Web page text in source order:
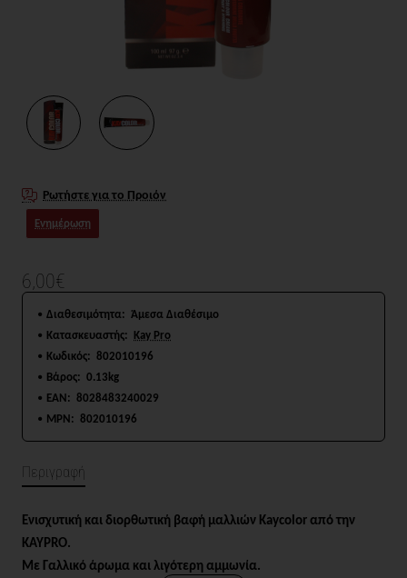
Ρωτήστε για το Προιόν
Ενημέρωση
6,00€
Διαθεσιμότητα: Άμεσα Διαθέσιμο
Κατασκευαστής: Kay Pro
Κωδικός: 802010196
Βάρος: 0.13kg
EAN: 8028483240029
MPN: 802010196
Περιγραφή
Ενισχυτική και διορθωτική βαφή μαλλιών Kaycolor από την
KAYPRO.
Με Γαλλικό άρωμα και λιγότερη αμμωνία.